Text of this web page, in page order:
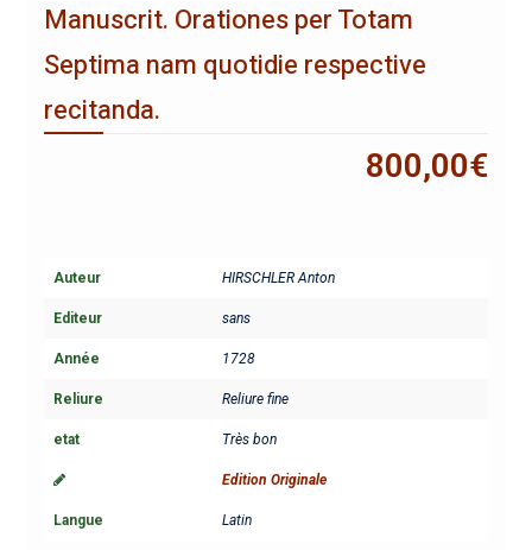
Manuscrit. Orationes per Totam
Septima nam quotidie respective
recitanda.
800,00€
Auteur HIRSCHLER Anton
Editeur sans
Année 1728
Reliure Reliure fine
etat Très bon
Edition Originale
Langue Latin